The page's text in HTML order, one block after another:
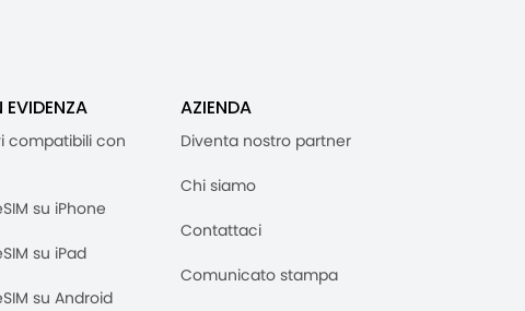
EVIDENZA
compatibili con
su iPhone
su iPad
su Android
AZIENDA
Diventa nostro partner
Chi siamo
Contattaci
Comunicato stampa